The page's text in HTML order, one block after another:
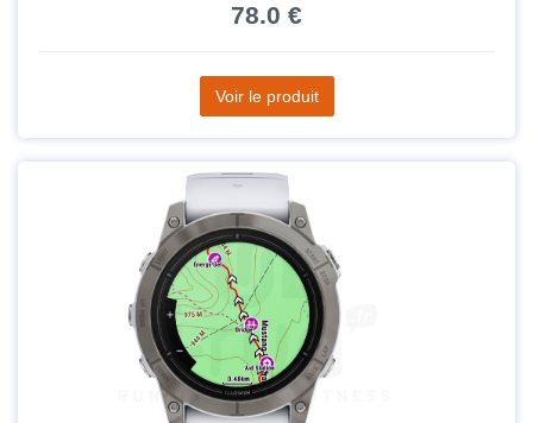
78.0 €
Voir le produit